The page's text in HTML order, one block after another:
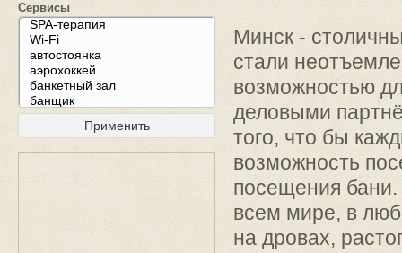
Сервисы
Минск -
стали
возможностью
деловыми
того, что бы
возможность
посещения бани.
всем мире, в
на дровах,